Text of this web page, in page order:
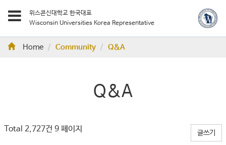
위스콘신대학교 한국대표
Wisconsin Universities Korea Representative
Home Community Q&A
Q&A
Total 2,727건 9 페이지 글쓰기